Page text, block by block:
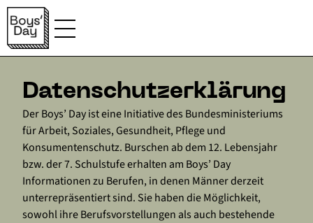
Daten­schutz­erklärung
Der Boys’ Day ist eine Initiative des Bundesministeriums
für Arbeit, Soziales, Gesundheit, Pflege und
Konsumentenschutz. Burschen ab dem 12. Lebensjahr
bzw. der 7. Schulstufe erhalten am Boys’ Day
Informationen zu Berufen, in denen Männer derzeit
unterrepräsentiert sind. Sie haben die Möglichkeit,
sowohl ihre Berufsvorstellungen als auch bestehende